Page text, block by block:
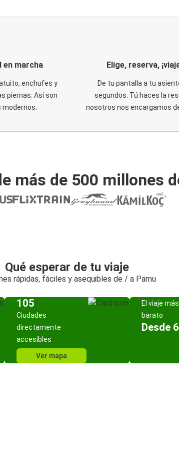
en marcha
enchufes y
piernas. Así son
Elige, reserva,
De tu pantalla a tu
segundos. Tú haces la
nosotros nos encargamos
más de 500 millones
Qué esperar de tu viaje
rápidas, fáciles y asequibles de / a Pärnu
105
Ciudades
directamente
accesibles
Ver mapa
El viaje más
barato
Desde